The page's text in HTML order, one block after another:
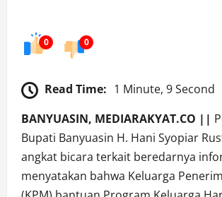
0 0
Read Time: 1 Minute, 9 Second
BANYUASIN, MEDIARAKYAT.CO ||
Bupati Banyuasin H. Hani Syopiar
angkat bicara terkait beredarnya
menyatakan bahwa Keluarga